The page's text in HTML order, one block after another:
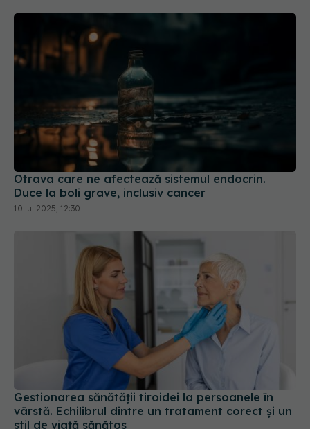
Otrava care ne afectează sistemul endocrin.
Duce la boli grave, inclusiv cancer
10 iul 2025, 12:30
Gestionarea sănătății tiroidei la persoanele în
vârstă. Echilibrul dintre un tratament corect și un
stil de viață sănătos